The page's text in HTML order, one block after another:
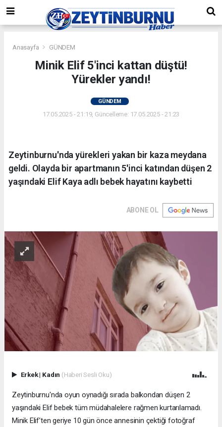
Anasayfa GÜNDEM
Minik Elif 5'inci kattan düştü!
Yürekler yandı!
GÜNDEM
17.05.2025 - 21:19, Güncelleme: 17.05.2025 - 21:23
Zeytinburnu'nda yürekleri yakan bir kaza meydana
geldi. Olayda bir apartmanın 5'inci katından düşen 2
yaşındaki Elif Kaya adlı bebek hayatını kaybetti
ABONE OL
Erkek| Kadın (Haberi Sesli Oku)
Zeytinburnu'nda oyun oynadığı sırada balkondan düşen 2
yaşındaki Elif bebek tüm müdahalelere rağmen kurtarılamadı.
Minik Elif’ten geriye 10 gün önce annesinin çektiği fotoğraf